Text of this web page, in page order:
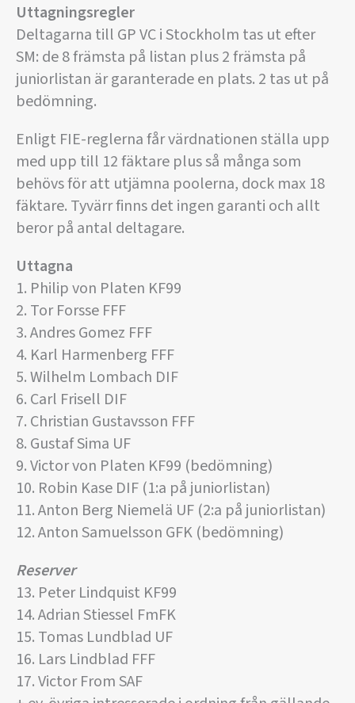
Uttagningsregler
Deltagarna till GP VC i Stockholm tas ut efter
SM: de 8 främsta på listan plus 2 främsta på
juniorlistan är garanterade en plats. 2 tas ut på
bedömning.
Enligt FIE-reglerna får värdnationen ställa upp
med upp till 12 fäktare plus så många som
behövs för att utjämna poolerna, dock max 18
fäktare. Tyvärr finns det ingen garanti och allt
beror på antal deltagare.
Uttagna
1. Philip von Platen KF99
2. Tor Forsse FFF
3. Andres Gomez FFF
4. Karl Harmenberg FFF
5. Wilhelm Lombach DIF
6. Carl Frisell DIF
7. Christian Gustavsson FFF
8. Gustaf Sima UF
9. Victor von Platen KF99 (bedömning)
10. Robin Kase DIF (1:a på juniorlistan)
11. Anton Berg Niemelä UF (2:a på juniorlistan)
12. Anton Samuelsson GFK (bedömning)
Reserver
13. Peter Lindquist KF99
14. Adrian Stiessel FmFK
15. Tomas Lundblad UF
16. Lars Lindblad FFF
17. Victor From SAF